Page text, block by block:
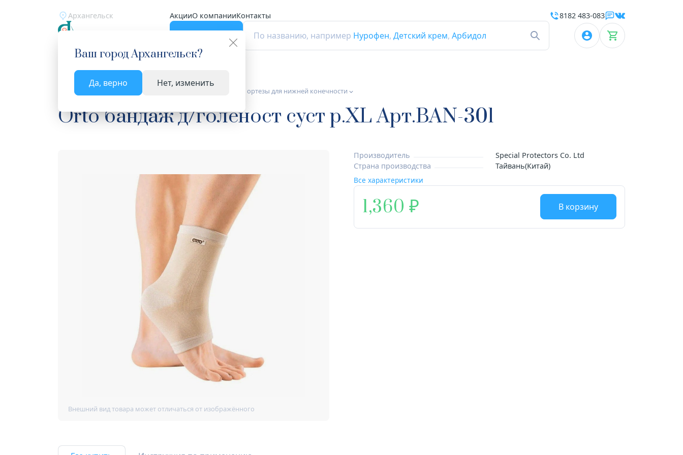
Архангельск АкцииО компанииКонтакты
По названию, например Нурофен, Детский крем, Арбидол
Ваш городАрхангельск?
Да, верно Нет, изменить
8182 483-083
Главная Каталог Медицинские изделия Бандажи ортезы для нижней конечности
Orto бандаж д/голеност суст р.XL Арт.BAN-301
Производитель
Special Protectors Co. Ltd
Страна производства
Тайвань(Китай)
Все характеристики
1,360 В корзину